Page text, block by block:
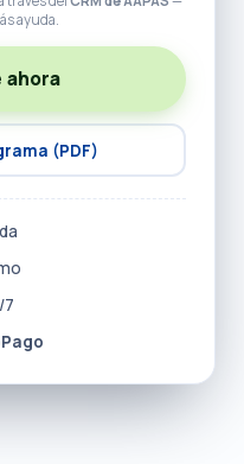
ayuda.
ahora
(PDF)
7